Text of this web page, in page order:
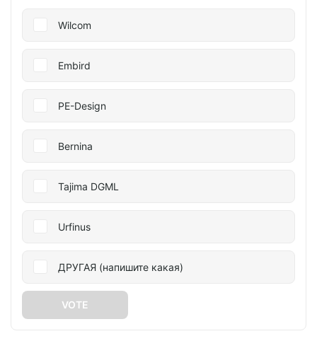
Wilcom
Embird
PE-Design
Bernina
Tajima DGML
Urfinus
ДРУГАЯ (напишите какая)
VOTE